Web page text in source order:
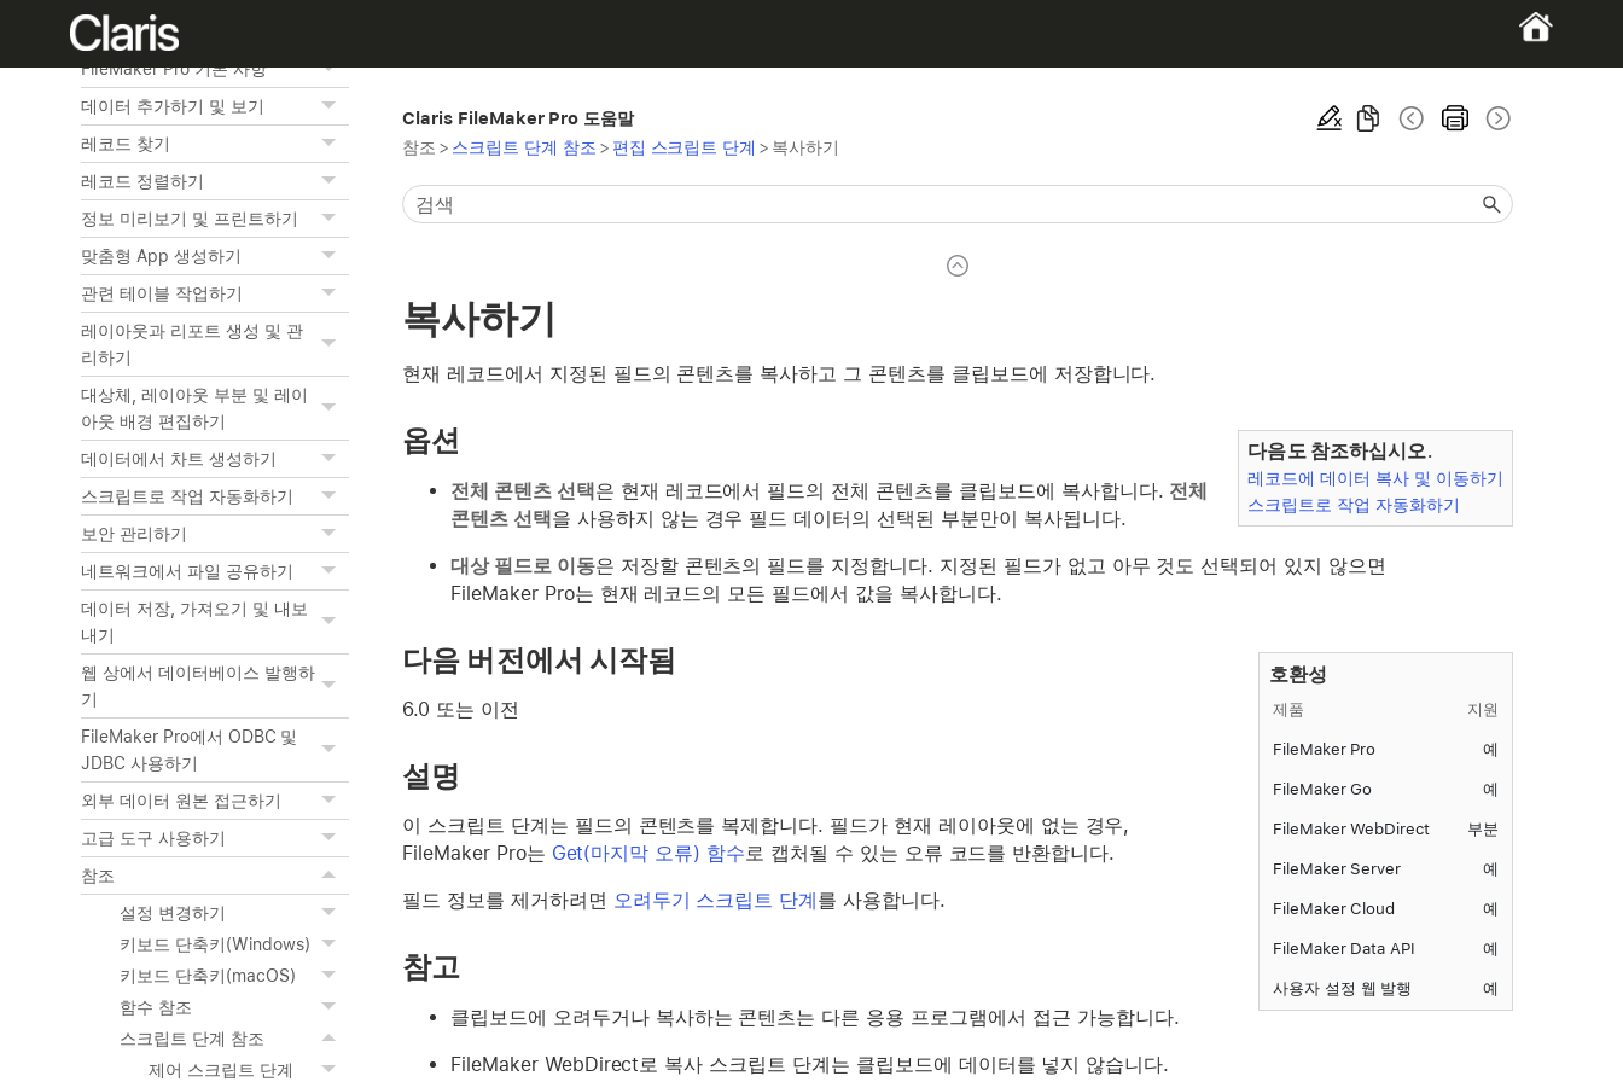
홈
FileMaker Pro 기본 사항
데이터 추가하기 및 보기
레코드 찾기
레코드 정렬하기
정보 미리보기 및 프린트하기
맞춤형 App 생성하기
관련 테이블 작업하기
레이아웃과 리포트 생성 및 관
리하기
대상체, 레이아웃 부분 및 레이
아웃 배경 편집하기
데이터에서 차트 생성하기
스크립트로 작업 자동화하기
보안 관리하기
네트워크에서 파일 공유하기
데이터 저장, 가져오기 및 내보
내기
웹 상에서 데이터베이스 발행하
기
FileMaker Pro에서 ODBC 및
JDBC 사용하기
외부 데이터 원본 접근하기
고급 도구 사용하기
참조
설정 변경하기
키보드 단축키(Windows)
키보드 단축키(macOS)
함수 참조
스크립트 단계 참조
제어 스크립트 단계
Claris FileMaker Pro 도움말
참조 > 스크립트 단계 참조 > 편집 스크립트 단계 > 복사하기
복사하기
현재 레코드에서 지정된 필드의 콘텐츠를 복사하고 그 콘텐츠를 클립보드에 저장합니다.
다음도 참조하십시오.
레코드에 데이터 복사 및 이동하기
스크립트로 작업 자동화하기
옵션
전체 콘텐츠 선택은 현재 레코드에서 필드의 전체 콘텐츠를 클립보드에 복사합니다. 전체
콘텐츠 선택을 사용하지 않는 경우 필드 데이터의 선택된 부분만이 복사됩니다.
대상 필드로 이동은 저장할 콘텐츠의 필드를 지정합니다. 지정된 필드가 없고 아무 것도 선택되어 있지 않으면
FileMaker Pro는 현재 레코드의 모든 필드에서 값을 복사합니다.
호환성
제품 지원
FileMaker Pro 예
FileMaker Go 예
FileMaker WebDirect 부분
FileMaker Server 예
FileMaker Cloud 예
FileMaker Data API 예
사용자 설정 웹 발행 예
다음 버전에서 시작됨
6.0 또는 이전
설명
이 스크립트 단계는 필드의 콘텐츠를 복제합니다. 필드가 현재 레이아웃에 없는 경우,
FileMaker Pro는 Get(마지막 오류) 함수로 캡처될 수 있는 오류 코드를 반환합니다.
필드 정보를 제거하려면 오려두기 스크립트 단계를 사용합니다.
참고
클립보드에 오려두거나 복사하는 콘텐츠는 다른 응용 프로그램에서 접근 가능합니다.
FileMaker WebDirect로 복사 스크립트 단계는 클립보드에 데이터를 넣지 않습니다.